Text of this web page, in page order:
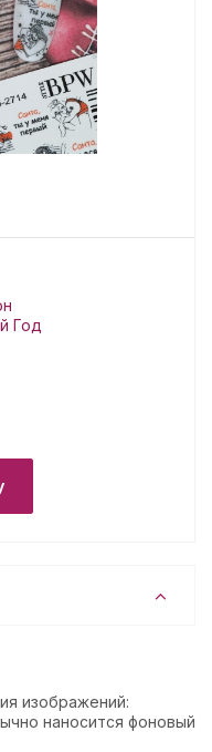
Год
изображений:
наносится фоновый